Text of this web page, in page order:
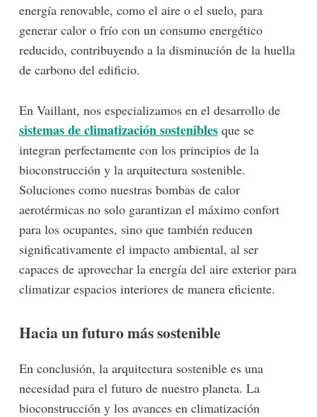
energía renovable, como el aire o el suelo, para
generar calor o frío con un consumo energético
reducido, contribuyendo a la disminución de la huella
de carbono del edificio.
En Vaillant, nos especializamos en el desarrollo de
sistemas de climatización sosteniblesque se
integran perfectamente con los principios de la
bioconstrucción y la arquitectura sostenible.
Soluciones como nuestras bombas de calor
aerotérmicas no solo garantizan el máximo confort
para los ocupantes, sino que también reducen
significativamente el impacto ambiental, al ser
capaces de aprovechar la energía del aire exterior para
climatizar espacios interiores de manera eficiente.
Hacia un futuro más sostenible
En conclusión, la arquitectura sostenible es una
necesidad para el futuro de nuestro planeta. La
bioconstrucción y los avances en climatización
-lógico